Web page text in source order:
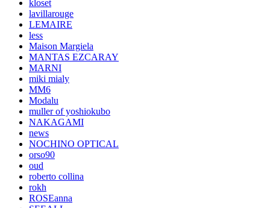
kloset
lavillarouge
LEMAIRE
less
Maison Margiela
MANTAS EZCARAY
MARNI
miki mialy
MM6
Modalu
muller of yoshiokubo
NAKAGAMI
news
NOCHINO OPTICAL
orso90
oud
roberto collina
rokh
ROSEanna